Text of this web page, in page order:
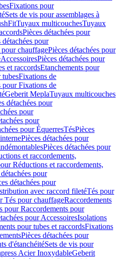
Fixations pour
Sets de vis pour assemblages à
Tuyaux multicouchesTuyaux
Pièces détachées pour
détachées pour
chauffagePièces détachées pour
AccessoiresPièces détachées pour
et raccordsEtanchements pour
Fixations de
pour Fixations de
Geberit MeplaTuyaux multicouches
détachées pour
pour
pour
pour ÉquerresTésPièces
Pièces détachées pour
Pièces détachées pour
et raccordements,
Réductions et raccordements,
pour
détachées pour
avec raccord filetéTés pour
Tés pour chauffageRaccordements
pour Raccordements pour
pour AccessoiresIsolations
pour tubes et raccordsFixations
Pièces détachées pour
d'étanchéitéSets de vis pour
Acier InoxydableGeberit